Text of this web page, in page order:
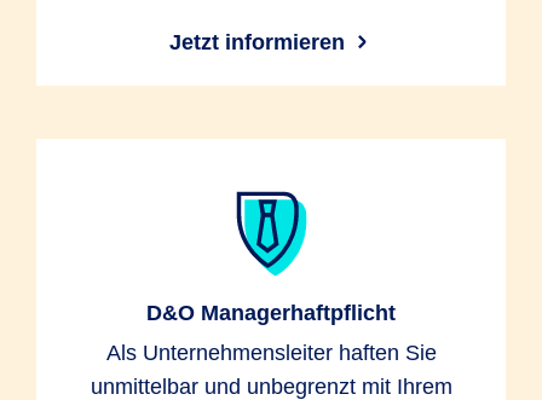
Jetzt informieren
D&O Managerhaftpflicht
Als Unternehmensleiter haften Sie
unmittelbar und unbegrenzt mit Ihrem